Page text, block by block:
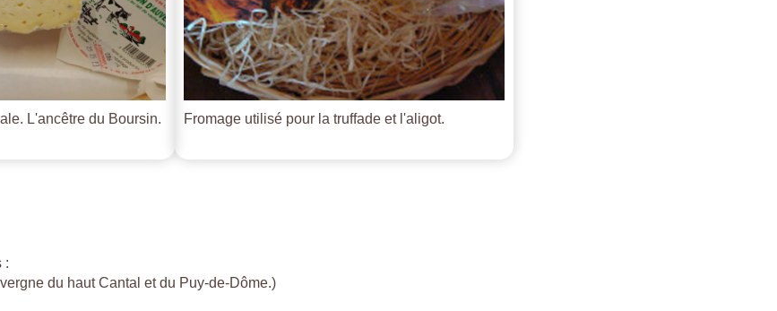
L'ancêtre du Boursin. Fromage utilisé pour la truffade et l'aligot.
:
du haut Cantal et du Puy-de-Dôme.)